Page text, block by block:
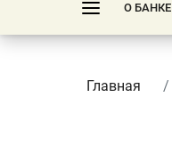
О БАНКЕ
Главная